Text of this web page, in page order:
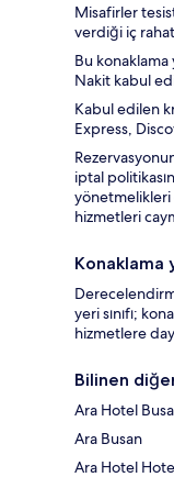
Misafirler
verdiği iç
Bu
Nakit kabul
Kabul edilen
Express,
iptal
yönetmelikleri
hizmetleri
Konaklama
yeri sınıfı;
hizmetlere
Bilinen
Ara Hotel
Ara Busan
Ara Hotel